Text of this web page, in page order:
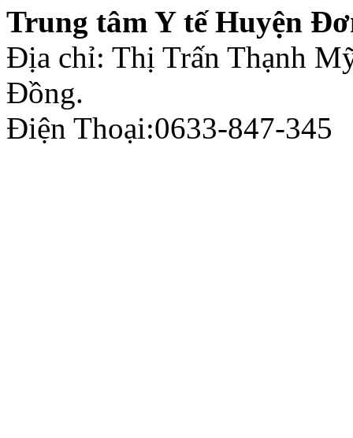
Trung tâm Y tế Huyện
Địa chỉ: Thị Trấn Thạnh
Đồng.
Điện Thoại:0633-847-345